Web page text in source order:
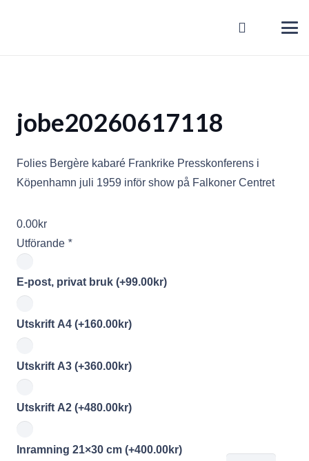
jobe20260617118
Folies Bergère kabaré Frankrike Presskonferens i
Köpenhamn juli 1959 inför show på Falkoner Centret
0.00kr
Utförande *
E-post, privat bruk (+99.00kr)
Utskrift A4 (+160.00kr)
Utskrift A3 (+360.00kr)
Utskrift A2 (+480.00kr)
Inramning 21×30 cm (+400.00kr)